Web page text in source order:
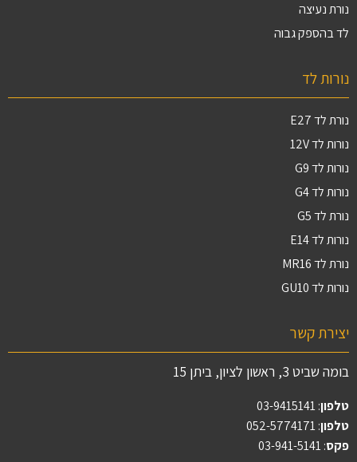
נורת נעיצה
לד בהספק גבוה
נורות לד
נורת לד E27
נורות לד 12V
נורות לד G9
נורות לד G4
נורת לד G5
נורות לד E14
נורת לד MR16
נורות לד GU10
יצירת קשר
בומה שביט 3, ראשון לציון, ביתן 15
טלפון:
03-9415141
טלפון: 052-5774171
פקס: 03-941-5141